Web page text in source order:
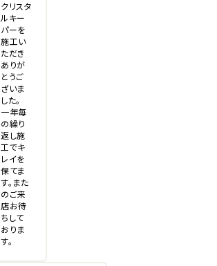
クリスタ
ルキー
パーを
施工い
ただき
ありが
とうご
ざいま
した。
一年毎
の繰り
返し施
工でキ
レイを
保てま
す。また
のご来
店お待
ちして
おりま
す。